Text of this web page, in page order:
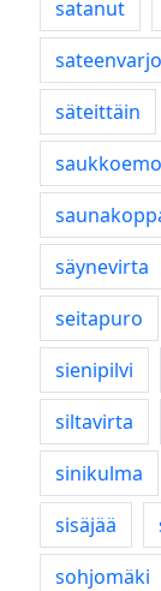
satanut
sateenvarjo
säteittäin
saukkoemo
säynevirta
seitapuro
sienipilvi
siltavirta
sinikulma
sisäjää
sohjomäki